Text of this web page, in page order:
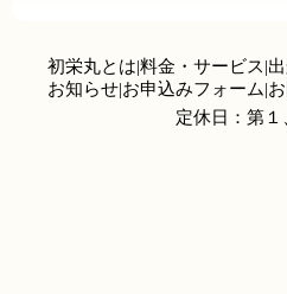
初栄丸とは|料金・サービス|
お知らせ|お申込みフォーム|
定休日：第１